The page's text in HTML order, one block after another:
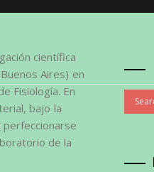
científica
Aires) en
Fisiología. En
bajo la
de la